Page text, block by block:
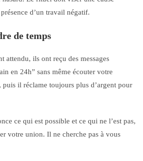
d’un travail négatif.
de temps
attendu, ils ont reçu des messages
en 24h” sans même écouter votre
il réclame toujours plus d’argent pour
ce qui est possible et ce qui ne l’est pas,
votre union. Il ne cherche pas à vous